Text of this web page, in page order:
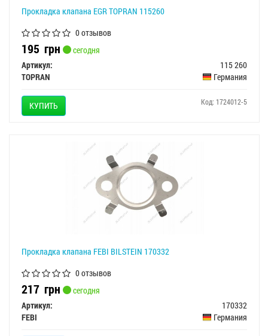
Прокладка клапана EGR TOPRAN 115260
0 отзывов
195 грн
сегодня
Артикул:
115 260
TOPRAN
Германия
КУПИТЬ Код: 1724012-5
Прокладка клапана FEBI BILSTEIN 170332
0 отзывов
217 грн
сегодня
Артикул:
170332
FEBI
Германия